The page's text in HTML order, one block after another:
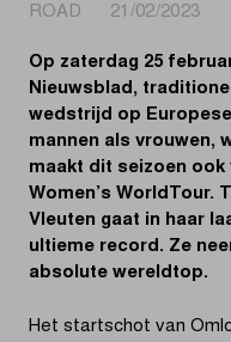
ROAD 21/02/2023
Op zaterdag 25
Nieuwsblad,
wedstrijd op
mannen als vrouwen,
maakt dit seizoen
Women’s WorldTour.
Vleuten gaat in haar
ultieme record. Ze
absolute wereldtop.
Het startschot van